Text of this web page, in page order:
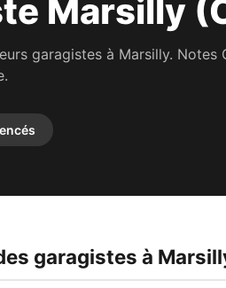
Marsilly
garagistes à Marsilly. Notes
garagistes à